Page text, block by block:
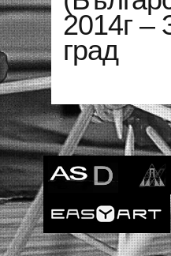
2014г –
град